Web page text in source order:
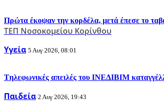
Πρώτα έκοψαν την κορδέλα, μετά έπεσε το
ΤΕΠ Νοσοκομείου Κορίνθου
Υγεία 5 Αυγ 2026, 08:01
Tηλεφωνικές απειλές του ΙΝΕΔΙΒΙΜ
Παιδεία 2 Αυγ 2026, 19:43